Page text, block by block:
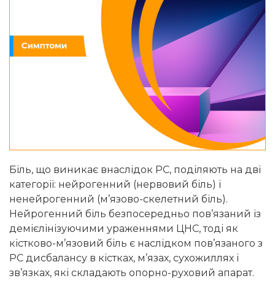
Біль, що виникає внаслідок РС, поділяють на дві
категорії: нейрогенний (нервовий біль) і
ненейрогенний (м’язово-скелетний біль).
Нейрогенний біль безпосередньо пов’язаний із
демієлінізуючими ураженнями ЦНС, тоді як
кістково-м’язовий біль є наслідком пов’язаного з
РС дисбалансу в кістках, м’язах, сухожиллях і
зв’язках, які складають опорно-руховий апарат.